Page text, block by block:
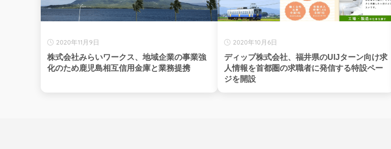
2020年11月9日
株式会社みらいワークス、地域企業の事業強
化のため鹿児島相互信用金庫と業務提携
2020年10月6日
ディップ株式会社、福井県のUIJターン向け求
人情報を首都圏の求職者に発信する特設ペー
ジを開設